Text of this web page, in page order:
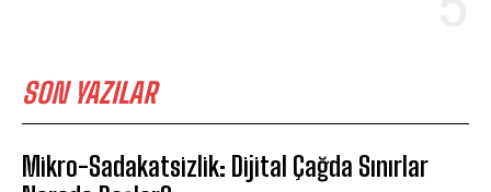
SON YAZILAR
Mikro-Sadakatsizlik: Dijital Çağda Sınırlar